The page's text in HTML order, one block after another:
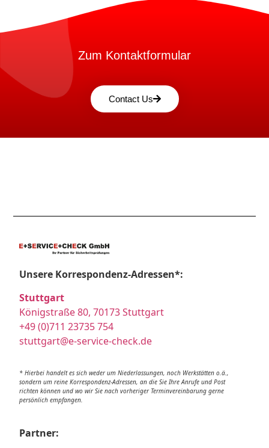
Zum Kontaktformular
Contact Us
Unsere Korrespondenz-Adressen*:
Stuttgart
Königstraße 80, 70173 Stuttgart
+49 (0)711 23735 754
stuttgart@e-service-check.de
* Hierbei handelt es sich weder um Niederlassungen, noch Werkstätten o.ä.,
sondern um reine Korrespondenz-Adressen, an die Sie Ihre Anrufe und Post
richten können und wo wir Sie nach vorheriger Terminvereinbarung gerne
persönlich empfangen.
Partner: